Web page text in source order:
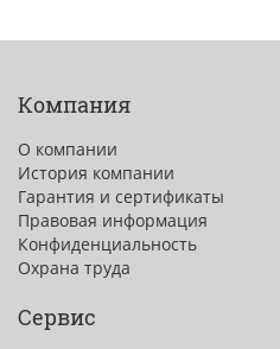
Компания
О компании
История компании
Гарантия и сертификаты
Правовая информация
Конфиденциальность
Охрана труда
Сервис